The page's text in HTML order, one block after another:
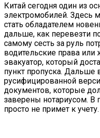
Китай сегодня один из
электромобилей. Здесь
стать обладателем
дальше, как перевезти
самому сесть за руль
водительские права или
эвакуатор, который
пункт пропуска. Дальше
русифицированной
документов, которые
заверены нотариусом. В
просто не примет к учету.